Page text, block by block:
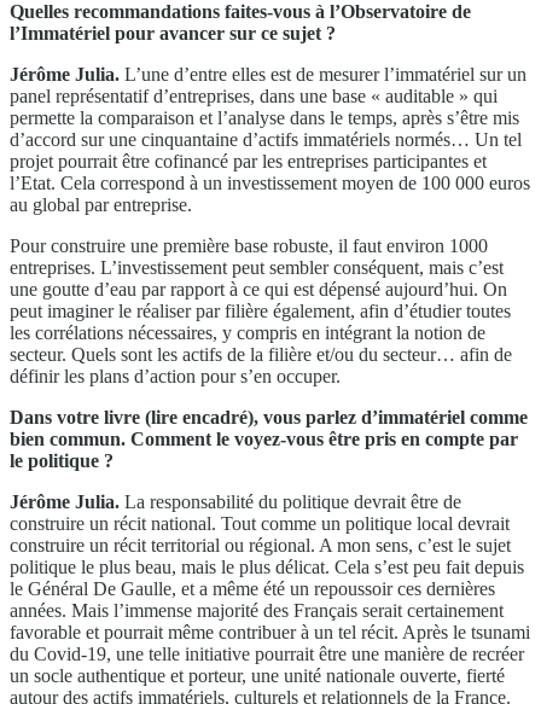
Quelles recommandations faites-vous à l’Observatoire de
l’Immatériel pour avancer sur ce sujet ?
Jérôme Julia. L’une d’entre elles est de mesurer l’immatériel sur un
panel représentatif d’entreprises, dans une base « auditable » qui
permette la comparaison et l’analyse dans le temps, après s’être mis
d’accord sur une cinquantaine d’actifs immatériels normés… Un tel
projet pourrait être cofinancé par les entreprises participantes et
l’Etat. Cela correspond à un investissement moyen de 100 000 euros
au global par entreprise.
Pour construire une première base robuste, il faut environ 1000
entreprises. L’investissement peut sembler conséquent, mais c’est
une goutte d’eau par rapport à ce qui est dépensé aujourd’hui. On
peut imaginer le réaliser par filière également, afin d’étudier toutes
les corrélations nécessaires, y compris en intégrant la notion de
secteur. Quels sont les actifs de la filière et/ou du secteur… afin de
définir les plans d’action pour s’en occuper.
Dans votre livre (lire encadré), vous parlez d’immatériel comme
bien commun. Comment le voyez-vous être pris en compte par
le politique ?
Jérôme Julia. La responsabilité du politique devrait être de
construire un récit national. Tout comme un politique local devrait
construire un récit territorial ou régional. A mon sens, c’est le sujet
politique le plus beau, mais le plus délicat. Cela s’est peu fait depuis
le Général De Gaulle, et a même été un repoussoir ces dernières
années. Mais l’immense majorité des Français serait certainement
favorable et pourrait même contribuer à un tel récit. Après le tsunami
du Covid-19, une telle initiative pourrait être une manière de recréer
un socle authentique et porteur, une unité nationale ouverte, fierté
autour des actifs immatériels, culturels et relationnels de la France.